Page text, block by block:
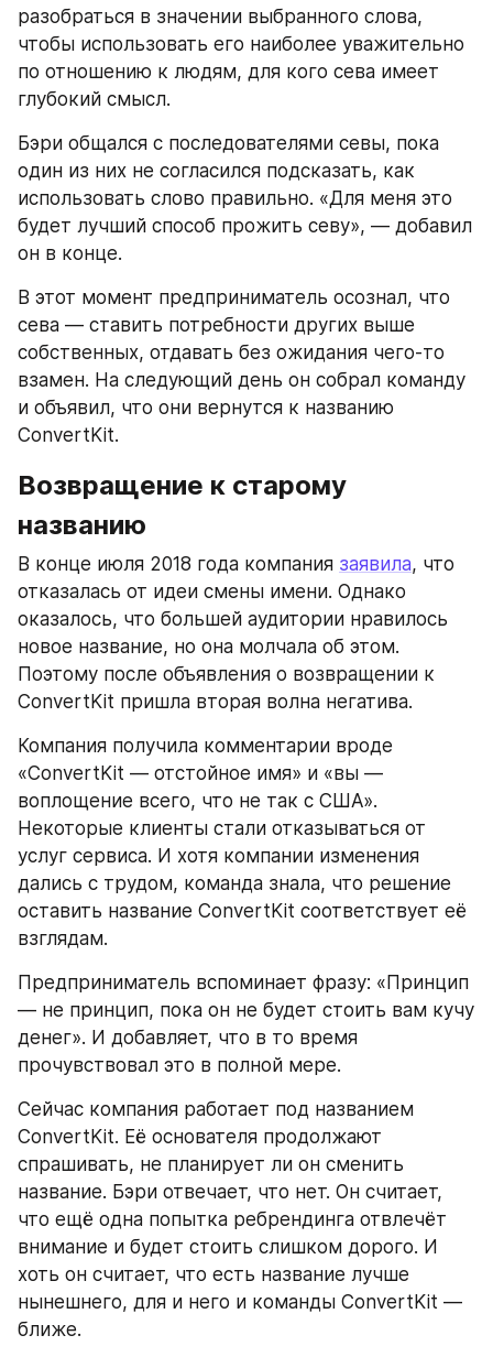
разобраться в значении выбранного слова,
чтобы использовать его наиболее уважительно
по отношению к людям, для кого сева имеет
глубокий смысл.
Бэри общался с последователями севы, пока
один из них не согласился подсказать, как
использовать слово правильно. «Для меня это
будет лучший способ прожить севу», — добавил
он в конце.
В этот момент предприниматель осознал, что
сева — ставить потребности других выше
собственных, отдавать без ожидания чего-то
взамен. На следующий день он собрал команду
и объявил, что они вернутся к названию
ConvertKit.
Возвращение к старому
названию
В конце июля 2018 года компания заявила, что
отказалась от идеи смены имени. Однако
оказалось, что большей аудитории нравилось
новое название, но она молчала об этом.
Поэтому после объявления о возвращении к
ConvertKit пришла вторая волна негатива.
Компания получила комментарии вроде
«ConvertKit — отстойное имя» и «вы —
воплощение всего, что не так с США».
Некоторые клиенты стали отказываться от
услуг сервиса. И хотя компании изменения
дались с трудом, команда знала, что решение
оставить название ConvertKit соответствует её
взглядам.
Предприниматель вспоминает фразу: «Принцип
— не принцип, пока он не будет стоить вам кучу
денег». И добавляет, что в то время
прочувствовал это в полной мере.
Сейчас компания работает под названием
ConvertKit. Её основателя продолжают
спрашивать, не планирует ли он сменить
название. Бэри отвечает, что нет. Он считает,
что ещё одна попытка ребрендинга отвлечёт
внимание и будет стоить слишком дорого. И
хоть он считает, что есть название лучше
нынешнего, для и него и команды ConvertKit —
ближе.